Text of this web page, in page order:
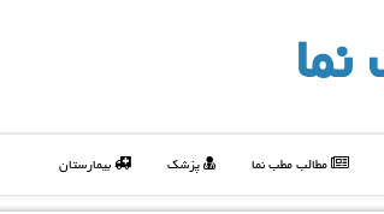
مطالب مطب نما پزشک بیمارستان